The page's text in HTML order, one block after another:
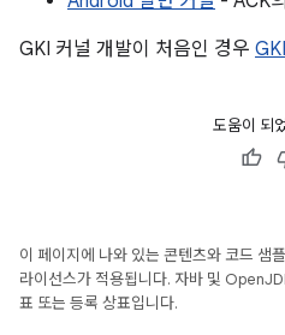
GKI 커널 개발이 처음인 경우
도움이 되
이 페이지에 나와 있는 콘텐츠와 코드 샘
라이선스가 적용됩니다. 자바 및
표 또는 등록 상표입니다.